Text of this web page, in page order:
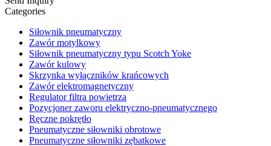
Categories
Siłownik pneumatyczny
Zawór motylkowy
Siłownik pneumatyczny typu Scotch Yoke
Zawór kulowy
Skrzynka wyłączników krańcowych
Zawór elektromagnetyczny
Regulator filtra powietrza
Pozycjoner zaworu elektryczno-pneumatycznego
Ręczne pokrętło
Pneumatyczne siłowniki obrotowe
Pneumatyczne siłowniki zębatkowe